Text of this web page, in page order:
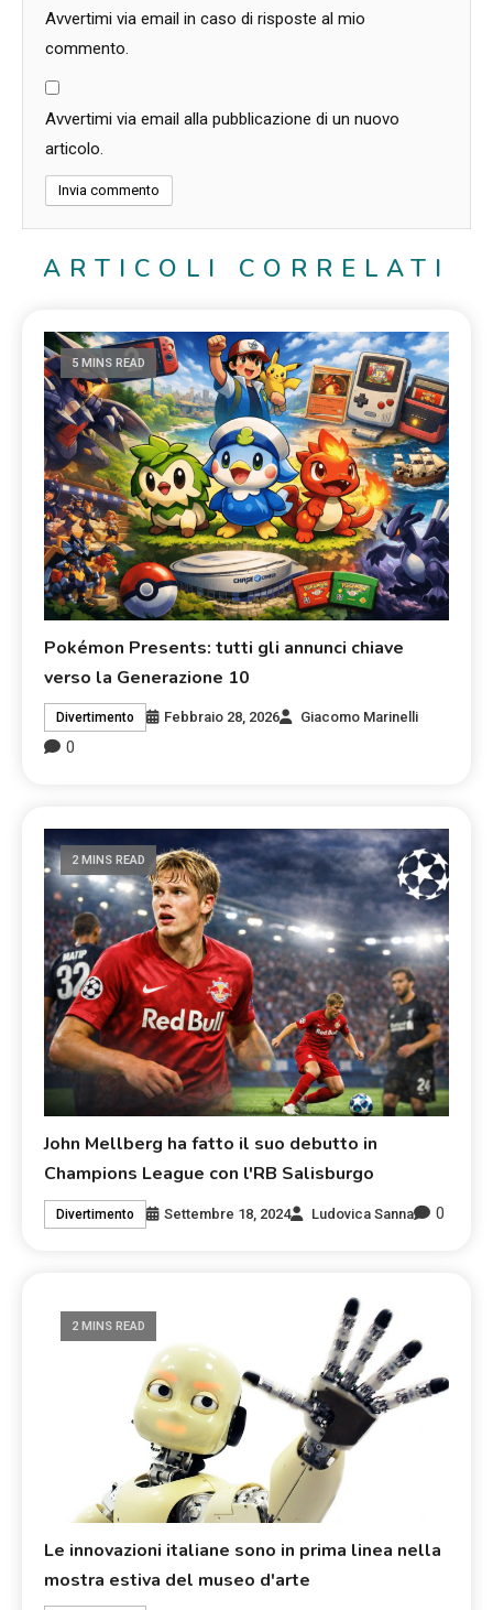
Avvertimi via email in caso di risposte al mio
commento.
Avvertimi via email alla pubblicazione di un nuovo
articolo.
ARTICOLI CORRELATI
5 MINS READ
Pokémon Presents: tutti gli annunci chiave
verso la Generazione 10
Divertimento Febbraio 28, 2026 Giacomo Marinelli
0
2 MINS READ
John Mellberg ha fatto il suo debutto in
Champions League con l'RB Salisburgo
Divertimento Settembre 18, 2024 Ludovica Sanna 0
2 MINS READ
Le innovazioni italiane sono in prima linea nella
mostra estiva del museo d'arte